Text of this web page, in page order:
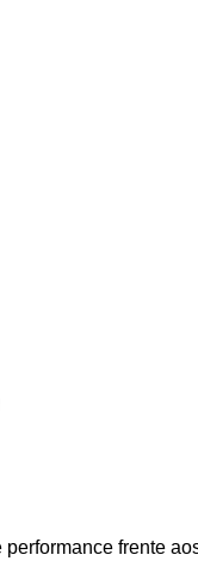
frente